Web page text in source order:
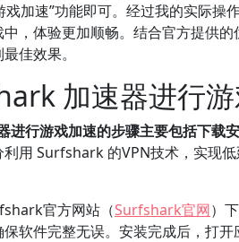
戏加速”功能即可。经过我的实际
中，体验更加顺畅。结合官方提供
佳效果。
加速器进行
行游戏加速的步骤主要包括下载
用 Surfshark 的VPN技术，实现
官方网站（Surfshark官网）
软件完整无误。安装完成后，打